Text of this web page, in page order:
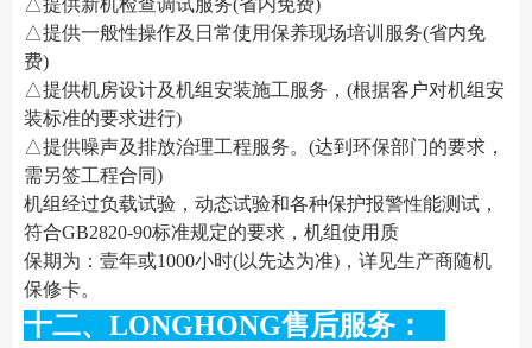
△提供新机检查调试服务(省内免费)
△提供一般性操作及日常使用保养现场培训服务(省内免
费)
△提供机房设计及机组安装施工服务，(根据客户对机组安
装标准的要求进行)
△提供噪声及排放治理工程服务。(达到环保部门的要求，
需另签工程合同)
机组经过负载试验，动态试验和各种保护报警性能测试，
符合GB2820-90标准规定的要求，机组使用质
保期为：壹年或1000小时(以先达为准)，详见生产商随机
保修卡。
十二、LONGHONG售后服务：